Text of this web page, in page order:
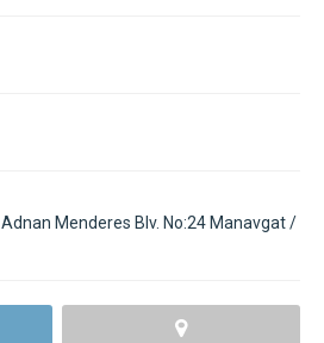
Menderes Blv. No:24 Manavgat /